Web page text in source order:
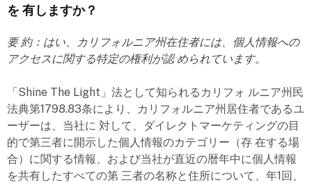
を 有しますか？
要 約：はい、カリフォルニア州在住者には、個人情報への
アクセスに関する特定の権利が認 められています。
「Shine The Light」法として知られるカリフォ ルニア州民
法典第1798.83条により、カリフォルニア州居住者であるユ
ーザーは、当社に 対して、ダイレクトマーケティングの目
的で第三者に開示した個人情報のカテゴリー（存 在する場
合）に関する情報、および当社が直近の暦年中に個人情報
を共有したすべての第 三者の名称と住所について、年1回、